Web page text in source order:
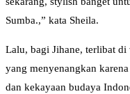
Sumba.,” kata Sheila.
Lalu, bagi Jihane, terlibat di
yang menyenangkan
dan kekayaan budaya